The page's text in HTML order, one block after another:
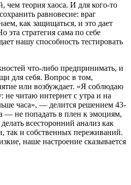
чем теория хаоса. И для кого-то
равновесие: враг
как защищаться, и это дает
эта стратегия сама по себе
нашу способность тестировать
что-либо предпринимать, и
для себя. Вопрос в том,
или возбуждает. «Я соблюдаю
читаю интернет с утра и на
часа», — делится решением 43-
— не попадать в плен к эмоциям,
всесторонний анализ как
и собственных переживаний.
наше настроение сказывается